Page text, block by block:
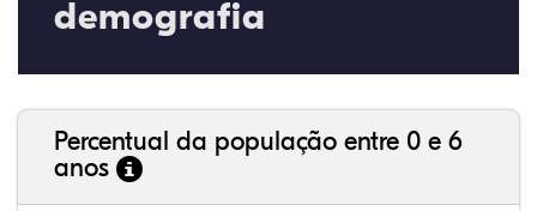
demografia
Percentual da população entre 0 e 6
anos